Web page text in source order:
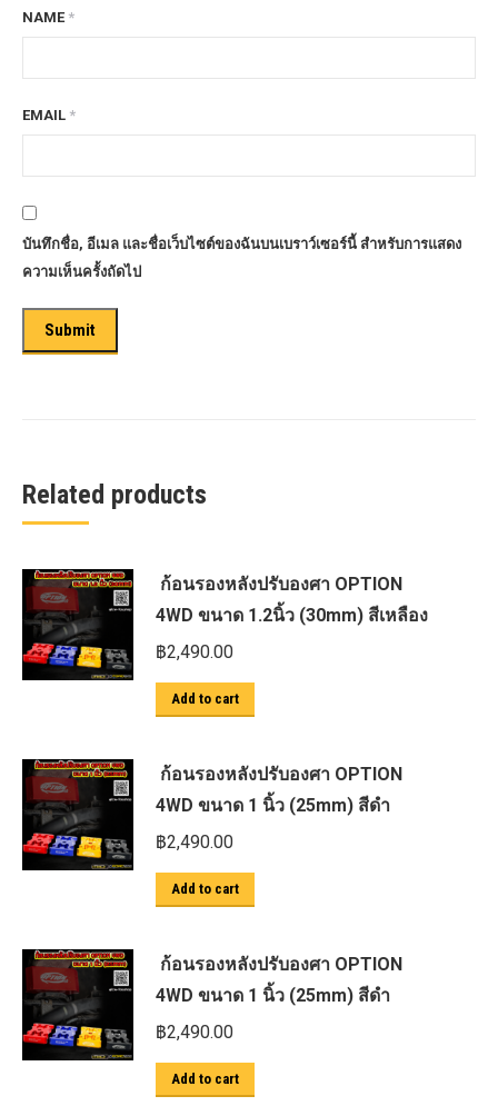
NAME *
EMAIL *
บันทึกชื่อ, อีเมล และชื่อเว็บไซต์ของฉันบนเบราว์เซอร์นี้ สำหรับการแสดง
ความเห็นครั้งถัดไป
Related products
ก้อนรองหลังปรับองศา OPTION
4WD ขนาด 1.2นิ้ว (30mm) สีเหลือง
฿2,490.00
Add to cart
ก้อนรองหลังปรับองศา OPTION
4WD ขนาด 1 นิ้ว (25mm) สีดำ
฿2,490.00
Add to cart
ก้อนรองหลังปรับองศา OPTION
4WD ขนาด 1 นิ้ว (25mm) สีดำ
฿2,490.00
Add to cart